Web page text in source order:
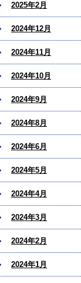
2025年2月
2024年12月
2024年11月
2024年10月
2024年9月
2024年8月
2024年6月
2024年5月
2024年4月
2024年3月
2024年2月
2024年1月